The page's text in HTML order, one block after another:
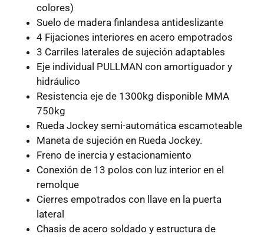
colores)
Suelo de madera finlandesa antideslizante
4 Fijaciones interiores en acero empotrados
3 Carriles laterales de sujeción adaptables
Eje individual PULLMAN con amortiguador y
hidráulico
Resistencia eje de 1300kg disponible MMA
750kg
Rueda Jockey semi-automática escamoteable
Maneta de sujeción en Rueda Jockey.
Freno de inercia y estacionamiento
Conexión de 13 polos con luz interior en el
remolque
Cierres empotrados con llave en la puerta
lateral
Chasis de acero soldado y estructura de